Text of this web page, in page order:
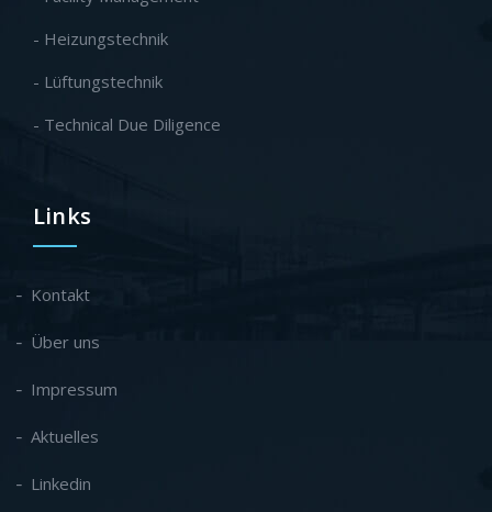
- Heizungstechnik
- Lüftungstechnik
- Technical Due Diligence
Links
Kontakt
Über uns
Impressum
Aktuelles
Linkedin